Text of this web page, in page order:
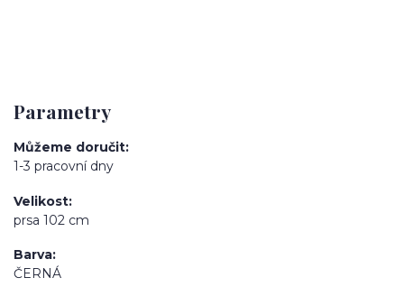
Parametry
Můžeme doručit
1-3 pracovní dny
Velikost
prsa 102 cm
Barva
ČERNÁ